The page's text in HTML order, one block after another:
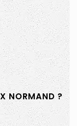
NORMAND ?